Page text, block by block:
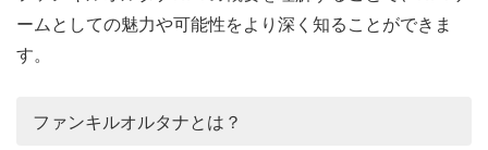
ームとしての魅力や可能性をより深く知ることができま
す。
ファンキルオルタナとは？